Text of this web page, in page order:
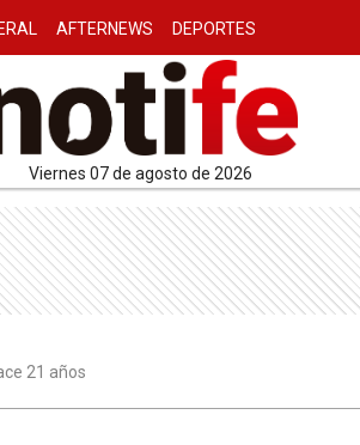
AFTERNEWS DEPORTES
viernes 07 de agosto de 2026
21 años